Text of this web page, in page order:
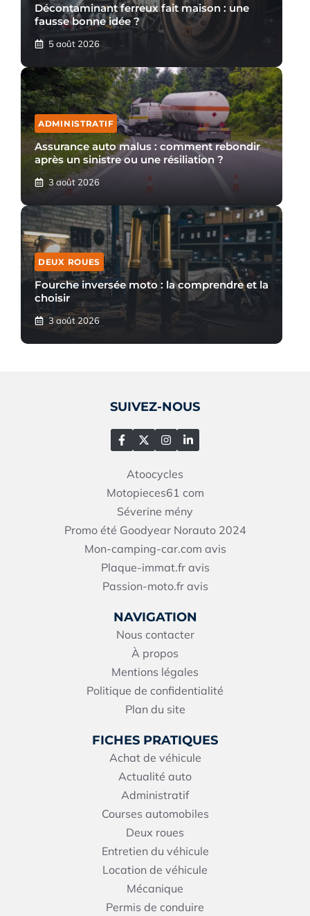
Décontaminant ferreux fait maison : une
fausse bonne idée ?
5 août 2026
ADMINISTRATIF
Assurance auto malus : comment rebondir
après un sinistre ou une résiliation ?
3 août 2026
DEUX ROUES
Fourche inversée moto : la comprendre et la
choisir
3 août 2026
FICHES PRATIQUES
Achat de véhicule
Actualité auto
Administratif
Courses automobiles
Deux roues
Entretien du véhicule
Location de véhicule
Mécanique
Permis de conduire
NAVIGATION
Nous contacter
À propos
Mentions légales
Politique de confidentialité
Plan du site
SUIVEZ-NOUS
Atoocycles
Motopieces61 com
Séverine mény
Promo été Goodyear Norauto 2024
Mon-camping-car.com avis
Plaque-immat.fr avis
Passion-moto.fr avis